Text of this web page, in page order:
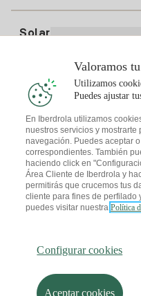
Precio de la luz hoy
Solar
Plan Solar
Simulador Placas
Comunidades
Solar Cloud
I + Repair Solar
I + Pack Solar
Te interesa
Consejos Luz
Consejos Gas
Autoconsumo
Transporte Eléctrico
Sostenibilidad
Descarga la
Mapa web
Seguridad de la
¿Cómo ser
Valoramos
Utilizamos
Puedes ajustar
En Iberdrola utilizamos
nuestros servicios y
navegación. Puedes aceptar
correspondientes. También
haciendo click en
Área Cliente de Iberdrola y
permitirás que crucemos tus
cliente para fines de perfilado
puedes visitar nuestra Política
Configurar cookies
Aceptar cookies